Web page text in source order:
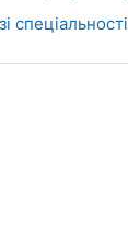
спеціальності